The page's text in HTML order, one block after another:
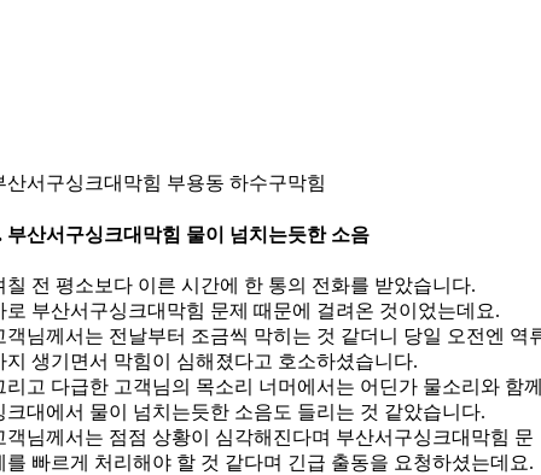
산서구싱크대막힘 부용동 하수구막힘
부산서구싱크대막힘 물이 넘치는듯한 소음
칠 전 평소보다 이른 시간에 한 통의 전화를 받았습니다.
로 부산서구싱크대막힘 문제 때문에 걸려온 것이었는데요.
객님께서는 전날부터 조금씩 막히는 것 같더니 당일 오전엔 역
지 생기면서 막힘이 심해졌다고 호소하셨습니다.
리고 다급한 고객님의 목소리 너머에서는 어딘가 물소리와 함
크대에서 물이 넘치는듯한 소음도 들리는 것 같았습니다.
객님께서는 점점 상황이 심각해진다며 부산서구싱크대막힘 문
를 빠르게 처리해야 할 것 같다며 긴급 출동을 요청하셨는데요.